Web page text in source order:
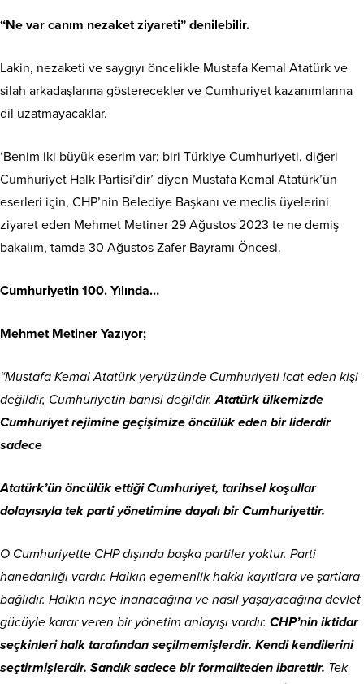
“Ne var canım nezaket ziyareti” denilebilir.
Lakin, nezaketi ve saygıyı öncelikle Mustafa Kemal Atatürk ve
silah arkadaşlarına gösterecekler ve Cumhuriyet kazanımlarına
dil uzatmayacaklar.
‘Benim iki büyük eserim var; biri Türkiye Cumhuriyeti, diğeri
Cumhuriyet Halk Partisi’dir’ diyen Mustafa Kemal Atatürk’ün
eserleri için, CHP’nin Belediye Başkanı ve meclis üyelerini
ziyaret eden Mehmet Metiner 29 Ağustos 2023 te ne demiş
bakalım, tamda 30 Ağustos Zafer Bayramı Öncesi.
Cumhuriyetin 100. Yılında…
Mehmet Metiner Yazıyor;
“Mustafa Kemal Atatürk yeryüzünde Cumhuriyeti icat eden kişi
değildir, Cumhuriyetin banisi değildir.Atatürk ülkemizde
Cumhuriyet rejimine geçişimize öncülük eden bir liderdir
sadece
Atatürk’ün öncülük ettiği Cumhuriyet, tarihsel koşullar
dolayısıyla tek parti yönetimine dayalı bir Cumhuriyettir.
O Cumhuriyette CHP dışında başka partiler yoktur. Parti
hanedanlığı vardır. Halkın egemenlik hakkı kayıtlara ve şartlara
bağlıdır. Halkın neye inanacağına ve nasıl yaşayacağına devlet
gücüyle karar veren bir yönetim anlayışı vardır. CHP’nin iktidar
seçkinleri halk tarafından seçilmemişlerdir. Kendi kendilerini
seçtirmişlerdir. Sandık sadece bir formaliteden ibarettir. Tek